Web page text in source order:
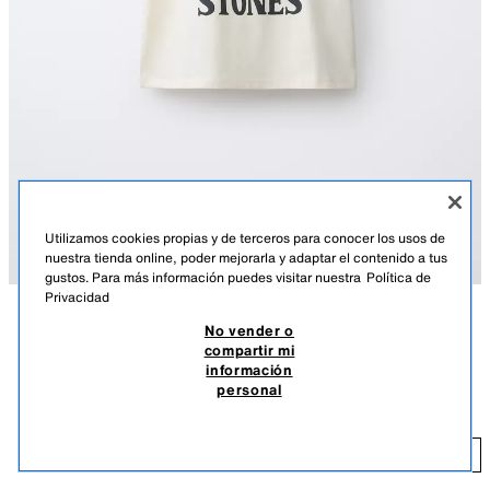
COMPOSICIÓNMEDIDAS
Camiseta con cuello redondo y manga corta. Estampado ROLLING
STONES © en delantero y espalda.
CAMISETA ESTAMPADA ROLLING STONE ©
Utilizamos cookies propias y de terceros para conocer los usos de
nuestra tienda online, poder mejorarla y adaptar el contenido a tus
gustos. Para más información puedes visitar nuestra Política de
Privacidad
No vender o
compartir mi
información
personal